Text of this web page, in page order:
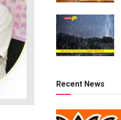
Recent News